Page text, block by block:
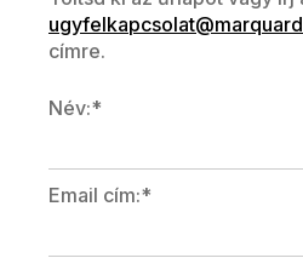
címre.
Név:*
Email cím:*